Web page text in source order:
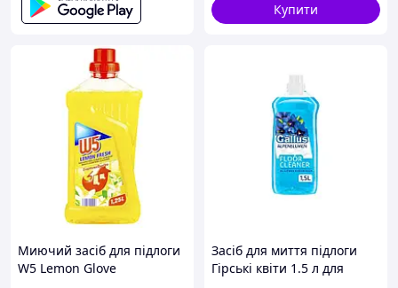
Купити
Миючий засіб для підлоги
W5 Lemon Glove
Засіб для миття підлоги
Гірські квіти 1.5 л для